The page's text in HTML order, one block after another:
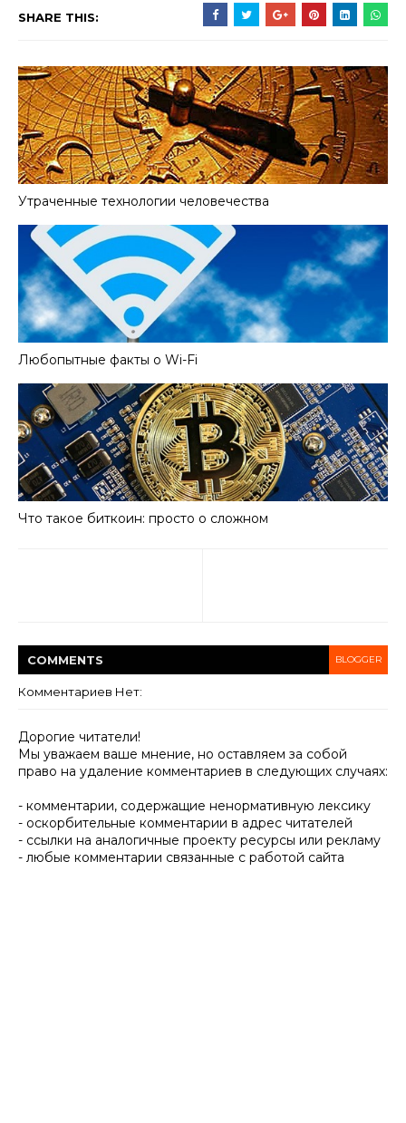
SHARE THIS:
Утраченные технологии человечества
Любопытные факты о Wi-Fi
Что такое биткоин: просто о сложном
COMMENTS BLOGGER
Комментариев Нет:
Дорогие читатели!
Мы уважаем ваше мнение, но оставляем за собой
право на удаление комментариев в следующих случаях:
- комментарии, содержащие ненормативную лексику
- оскорбительные комментарии в адрес читателей
- ссылки на аналогичные проекту ресурсы или рекламу
- любые комментарии связанные с работой сайта